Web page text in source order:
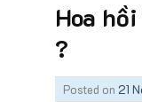
Hoa
?
Posted on 21